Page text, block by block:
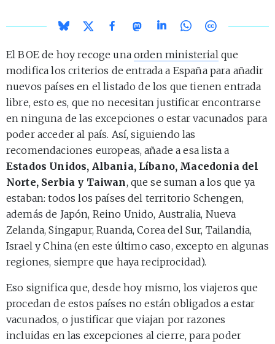
El BOE de hoy recoge unaorden ministerial que
modifica los criterios de entrada a España para añadir
nuevos países en el listado de los que tienen entrada
libre, esto es, que no necesitan justificar encontrarse
en ninguna de las excepciones o estar vacunados para
poder acceder al país. Así, siguiendo las
recomendaciones europeas, añade a esa lista a
Estados Unidos, Albania, Líbano, Macedonia del
Norte, Serbia y Taiwan, que se suman a los que ya
estaban: todos los países del territorio Schengen,
además de Japón, Reino Unido, Australia, Nueva
Zelanda, Singapur, Ruanda, Corea del Sur, Tailandia,
Israel y China (en este último caso, excepto en algunas
regiones, siempre que haya reciprocidad).
Eso significa que, desde hoy mismo, los viajeros que
procedan de estos países no están obligados a estar
vacunados, o justificar que viajan por razones
incluidas en las excepciones al cierre, para poder